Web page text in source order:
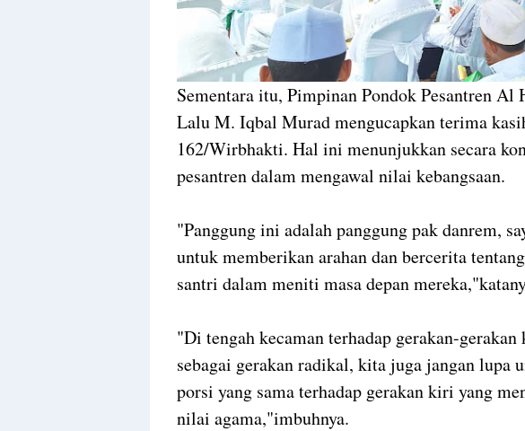
Sementara itu, Pimpinan Pondok Pesantren
Lalu M. Iqbal Murad mengucapkan terima
162/Wirbhakti. Hal ini menunjukkan secara
pesantren dalam mengawal nilai kebangsaan.
"Panggung ini adalah panggung pak danrem,
untuk memberikan arahan dan bercerita
santri dalam meniti masa depan
"Di tengah kecaman terhadap gerakan-gerakan
sebagai gerakan radikal, kita juga jangan lupa
porsi yang sama terhadap gerakan kiri yang
nilai agama,"imbuhnya.